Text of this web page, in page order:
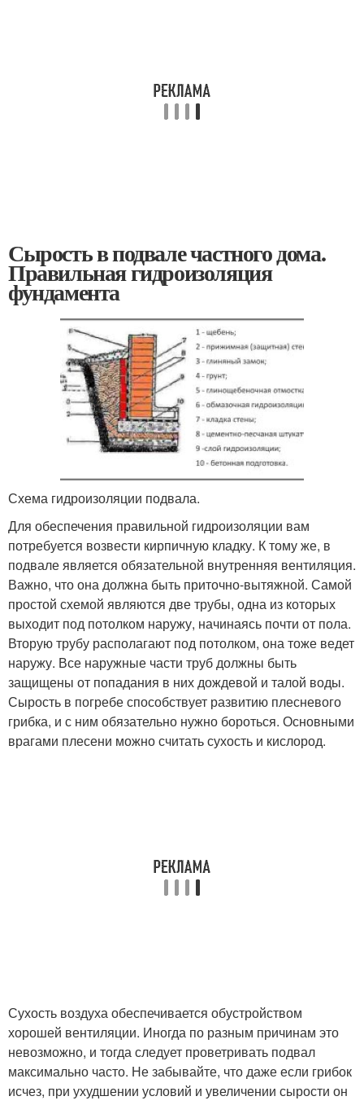
Сырость в подвале частного дома.
Правильная гидроизоляция
фундамента
Схема гидроизоляции подвала.
Для обеспечения правильной гидроизоляции вам
потребуется возвести кирпичную кладку. К тому же, в
подвале является обязательной внутренняя вентиляция.
Важно, что она должна быть приточно-вытяжной. Самой
простой схемой являются две трубы, одна из которых
выходит под потолком наружу, начинаясь почти от пола.
Вторую трубу располагают под потолком, она тоже ведет
наружу. Все наружные части труб должны быть
защищены от попадания в них дождевой и талой воды.
Сырость в погребе способствует развитию плесневого
грибка, и с ним обязательно нужно бороться. Основными
врагами плесени можно считать сухость и кислород.
Сухость воздуха обеспечивается обустройством
хорошей вентиляции. Иногда по разным причинам это
невозможно, и тогда следует проветривать подвал
максимально часто. Не забывайте, что даже если грибок
исчез, при ухудшении условий и увеличении сырости он